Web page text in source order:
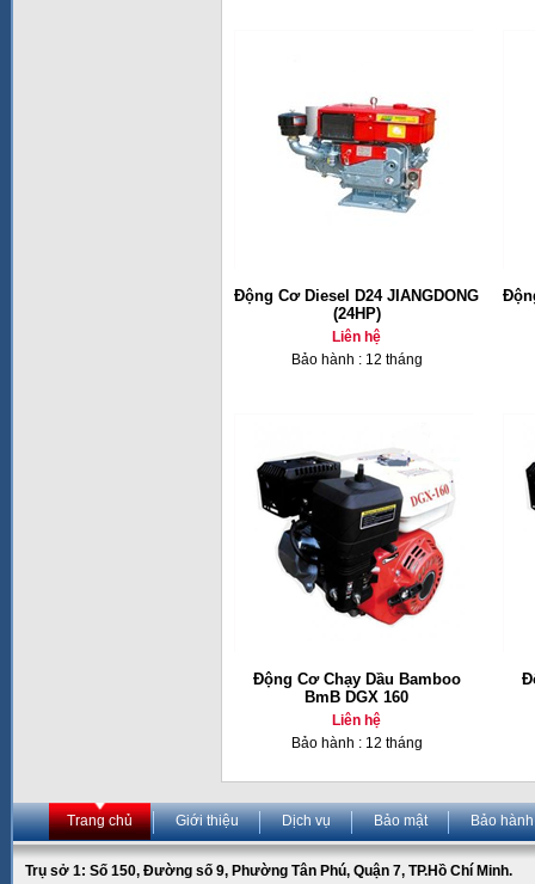
Động Cơ Diesel D24 JIANGDONG
(24HP)
Liên hệ
Bảo hành : 12 tháng
Động Cơ Chạy Dầu Bamboo
BmB DGX 160
Liên hệ
Bảo hành : 12 tháng
Trang chủ Giới thiệu Dịch vụ Bảo mật Bảo hành
Trụ sở 1: Số 150, Đường số 9, Phường Tân Phú, Quận 7, TP.Hồ Chí Minh.